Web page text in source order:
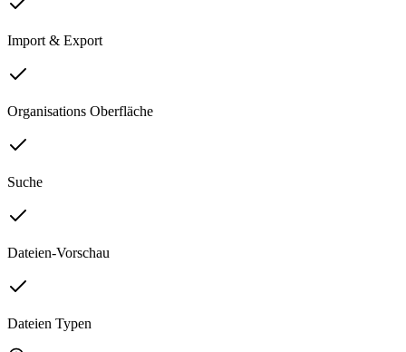
Import & Export
Organisations Oberfläche
Suche
Dateien-Vorschau
Dateien Typen